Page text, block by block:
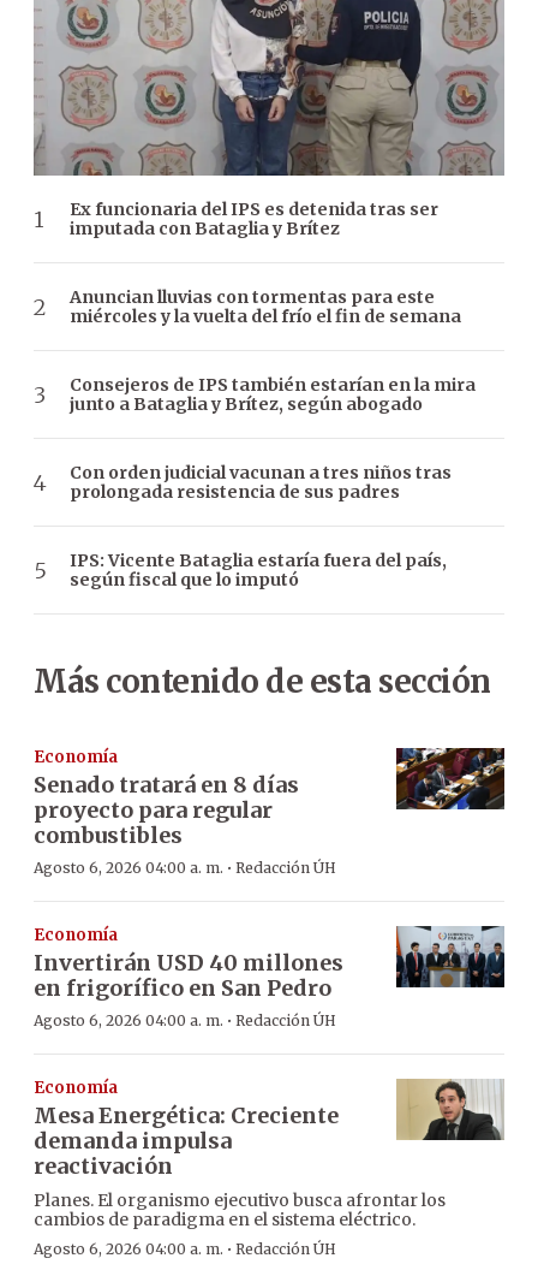
Ex funcionaria del IPS es detenida tras ser
imputada con Bataglia y Brítez
Anuncian lluvias con tormentas para este
miércoles y la vuelta del frío el fin de semana
Consejeros de IPS también estarían en la mira
junto a Bataglia y Brítez, según abogado
Con orden judicial vacunan a tres niños tras
prolongada resistencia de sus padres
IPS: Vicente Bataglia estaría fuera del país,
según fiscal que lo imputó
Más contenido de esta sección
Economía
Senado tratará en 8 días
proyecto para regular
combustibles
Agosto 6, 2026 04:00 a. m. · Redacción ÚH
Economía
Invertirán USD 40 millones
en frigorífico en San Pedro
Agosto 6, 2026 04:00 a. m. · Redacción ÚH
Economía
Mesa Energética: Creciente
demanda impulsa
reactivación
Planes. El organismo ejecutivo busca afrontar los
cambios de paradigma en el sistema eléctrico.
Agosto 6, 2026 04:00 a. m. · Redacción ÚH